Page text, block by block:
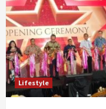
Lifestyle